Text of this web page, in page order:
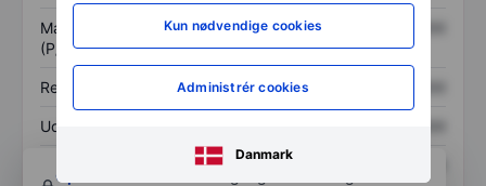
Kun nødvendige cookies
Administrér cookies
Danmark
Markedsværdi/omsætning
(P/S)
XXXXXXX
Resultat pr. aktie (EPS) XXXXXXX
Udbytte pr. aktie
XXXXXXX
Opret konto